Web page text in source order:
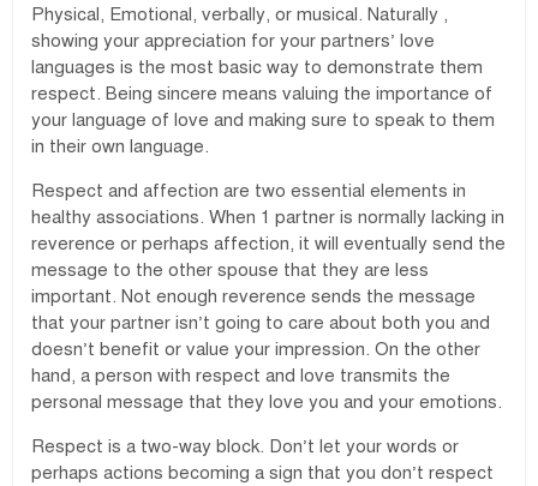
Physical, Emotional, verbally, or musical. Naturally ,
showing your appreciation for your partners’ love
languages is the most basic way to demonstrate them
respect. Being sincere means valuing the importance of
your language of love and making sure to speak to them
in their own language.
Respect and affection are two essential elements in
healthy associations. When 1 partner is normally lacking in
reverence or perhaps affection, it will eventually send the
message to the other spouse that they are less
important. Not enough reverence sends the message
that your partner isn’t going to care about both you and
doesn’t benefit or value your impression. On the other
hand, a person with respect and love transmits the
personal message that they love you and your emotions.
Respect is a two-way block. Don’t let your words or
perhaps actions becoming a sign that you don’t respect